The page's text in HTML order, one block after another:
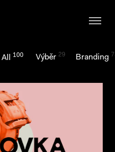
All 100 Výběr 29 Branding